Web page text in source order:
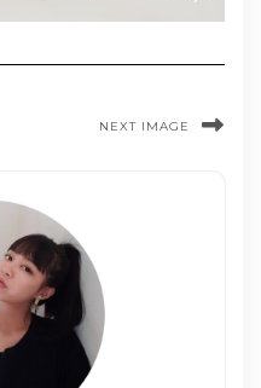
NEXT IMAGE